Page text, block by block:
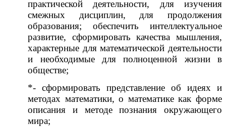
практической деятельности, для изучения
смежных дисциплин, для продолжения
образования; обеспечить интеллектуальное
развитие, сформировать качества мышления,
характерные для математической деятельности
и необходимые для полноценной жизни в
обществе;
*- сформировать представление об идеях и
методах математики, о математике как форме
описания и методе познания окружающего
мира;